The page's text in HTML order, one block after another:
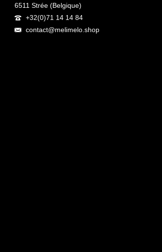
6511 Strée (Belgique)
+32(0)71 14 14 84
contact@melimelo.shop